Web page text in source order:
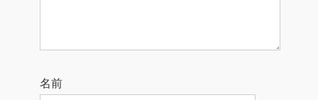
名前